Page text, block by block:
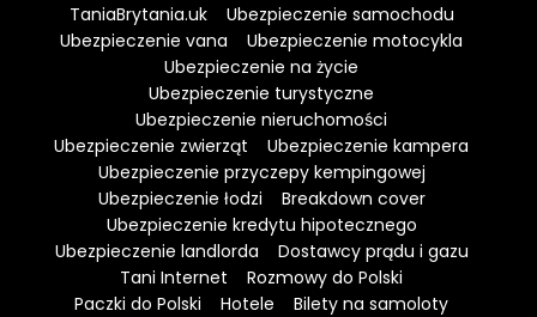
TaniaBrytania.uk
Ubezpieczenie samochodu
Ubezpieczenie vana
Ubezpieczenie motocykla
Ubezpieczenie na życie
Ubezpieczenie turystyczne
Ubezpieczenie nieruchomości
Ubezpieczenie zwierząt
Ubezpieczenie kampera
Ubezpieczenie przyczepy kempingowej
Ubezpieczenie łodzi
Breakdown cover
Ubezpieczenie kredytu hipotecznego
Ubezpieczenie landlorda
Dostawcy prądu i gazu
Tani Internet
Rozmowy do Polski
Paczki do Polski
Hotele
Bilety na samoloty